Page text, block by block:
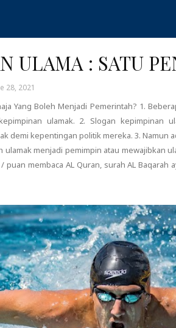
ULAMA : SATU
28, 2021
Yang Boleh Menjadi Pemerintah? 1.
ulamak. 2. Slogan kepimpinan
demi kepentingan politik mereka. 3. Namun
ulamak menjadi pemimpin atau mewajibkan
puan membaca AL Quran, surah AL Baqarah